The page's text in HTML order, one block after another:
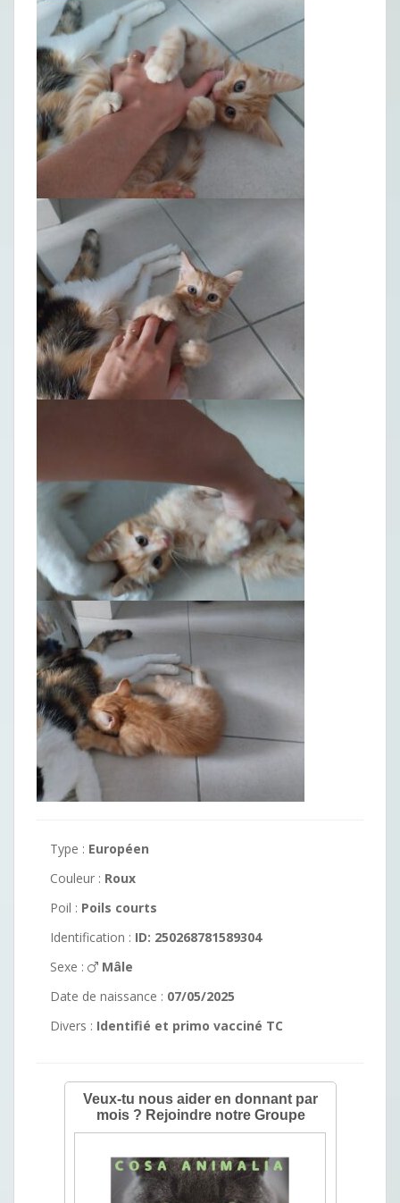
Type : Européen
Couleur : Roux
Poil : Poils courts
Identification : ID: 250268781589304
Sexe :
Mâle
Date de naissance : 07/05/2025
Divers : Identifié et primo vacciné TC